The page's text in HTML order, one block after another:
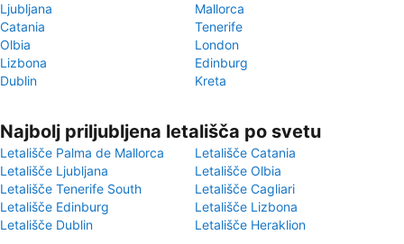
Ljubljana
Mallorca
Catania
Tenerife
Olbia
London
Lizbona
Edinburg
Dublin
Kreta
Najbolj priljubljena letališča po svetu
Letališče Palma de Mallorca
Letališče Catania
Letališče Ljubljana
Letališče Olbia
Letališče Tenerife South
Letališče Cagliari
Letališče Edinburg
Letališče Lizbona
Letališče Dublin
Letališče Heraklion